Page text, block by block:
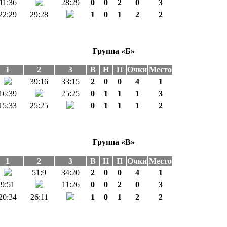
28:29 0 0 2 0
3
29:28 1 0 1 2 2
Группа «Б»
1 2 3 В Н П Очки Место
39:16
33:15 2 0 0 4
1
25:25 0 1 1 1
3
25:25 0 1 1 1 2
Группа «В»
1 2 3 В Н П Очки Место
51:9
34:20 2 0 0 4
1
9:51
11:26 0 0 2 0
3
26:11 1 0 1 2 2